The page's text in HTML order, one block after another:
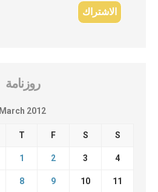
روزنامة
March 2012
T F S S
1 2 3 4
8 9 10 11